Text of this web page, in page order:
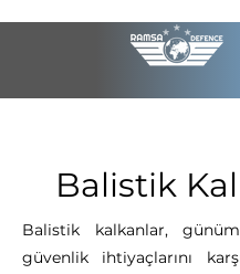
Balistik
Balistik kalkanlar,
güvenlik ihtiyaçlarını